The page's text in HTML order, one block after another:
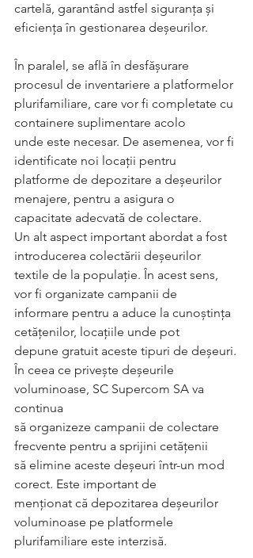
cartelă, garantând astfel siguranța și
eficiența în gestionarea deșeurilor.
În paralel, se află în desfășurare
procesul de inventariere a platformelor
plurifamiliare, care vor fi completate cu
containere suplimentare acolo
unde este necesar. De asemenea, vor fi
identificate noi locații pentru
platforme de depozitare a deșeurilor
menajere, pentru a asigura o
capacitate adecvată de colectare.
Un alt aspect important abordat a fost
introducerea colectării deșeurilor
textile de la populație. În acest sens,
vor fi organizate campanii de
informare pentru a aduce la cunoștința
cetățenilor, locațiile unde pot
depune gratuit aceste tipuri de deșeuri.
În ceea ce privește deșeurile
voluminoase, SC Supercom SA va
continua
să organizeze campanii de colectare
frecvente pentru a sprijini cetățenii
să elimine aceste deșeuri într-un mod
corect. Este important de
menționat că depozitarea deșeurilor
voluminoase pe platformele
plurifamiliare este interzisă.